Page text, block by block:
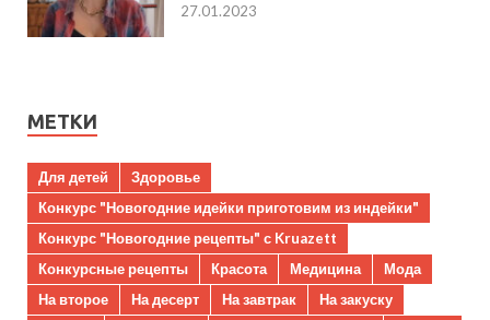
27.01.2023
МЕТКИ
Для детей
Здоровье
Конкурс "Новогодние идейки приготовим из индейки"
Конкурс "Новогодние рецепты" с Kruazett
Конкурсные рецепты
Красота Медицина
Мода
На второе
На десерт На завтрак
На закуску